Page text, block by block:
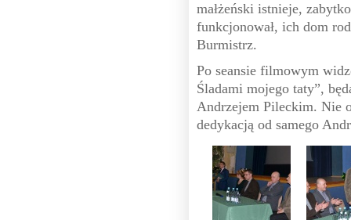
małżeński istnieje,
funkcjonował, ich dom
Burmistrz.
Po seansie filmowym
Śladami mojego taty”,
Andrzejem Pileckim. Nie
dedykacją od samego